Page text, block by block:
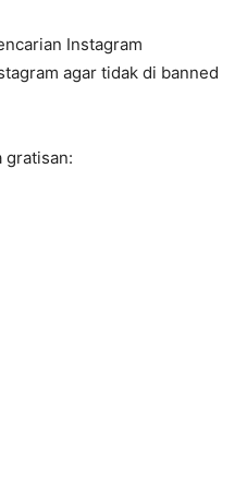
Instagram
agar tidak di banned
gratisan: